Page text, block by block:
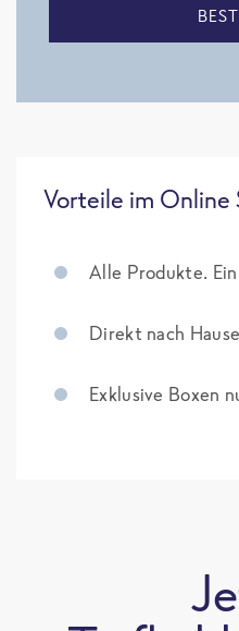
Vorteile im Online
Alle Produkte.
Direkt nach
Exklusive Boxen